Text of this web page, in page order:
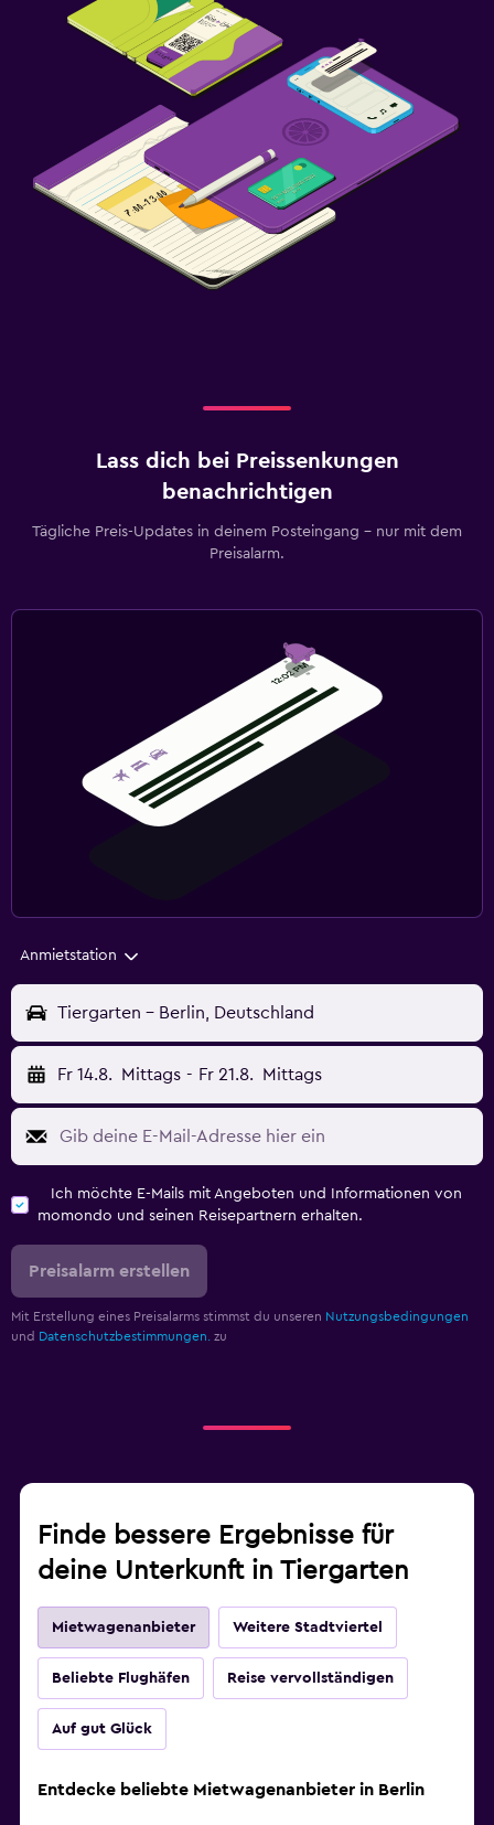
Lass dich bei Preissenkungen
benachrichtigen
Tägliche Preis-Updates in deinem Posteingang – nur mit dem
Preisalarm.
Anmietstation
Tiergarten - Berlin, Deutschland
Fr 14.8. Mittags - Fr 21.8. Mittags
Ich möchte E-Mails mit Angeboten und Informationen von
momondo und seinen Reisepartnern erhalten.
Preisalarm erstellen
Mit Erstellung eines Preisalarms stimmst du unseren Nutzungsbedingungen
und Datenschutzbestimmungen. zu
Finde bessere Ergebnisse für
deine Unterkunft in Tiergarten
Mietwagenanbieter Weitere Stadtviertel
Beliebte Flughäfen Reise vervollständigen
Auf gut Glück
Entdecke beliebte Mietwagenanbieter in Berlin